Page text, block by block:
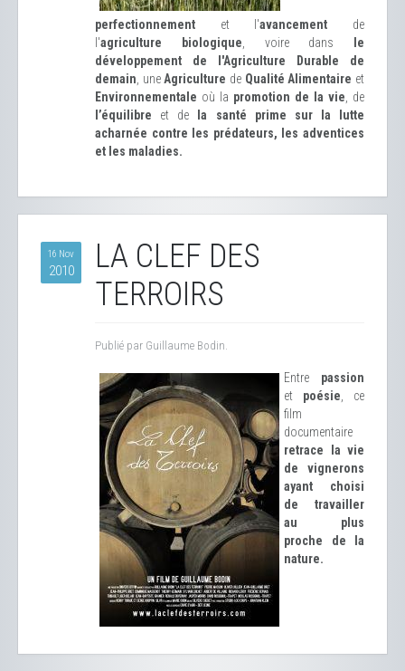
perfectionnement et l'avancement de
l'agriculture biologique , voire dans
le
développement de l'Agriculture Durable de
demain , une Agriculture de Qualité Alimentaire et
Environnementale où la promotion de la vie , de
l’équilibre et de
la santé prime sur la lutte
acharnée contre les prédateurs, les adventices
et les maladies.
16 Nov
2010
LA CLEF DES
TERROIRS
Publié par Guillaume Bodin.
Entre passion
et poésie , ce
film
documentaire
retrace la vie
de vignerons
ayant choisi
de travailler
au plus
proche de la
nature.